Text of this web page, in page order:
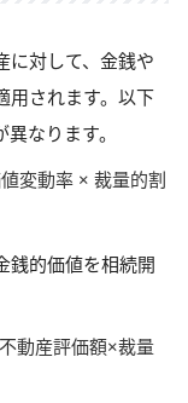
に対して、金銭や
用されます。以下
なります。
変動率 × 裁量的割
銭的価値を相続開
動産評価額×裁量